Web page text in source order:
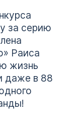
за серию
Раиса
жизнь
даже в 88